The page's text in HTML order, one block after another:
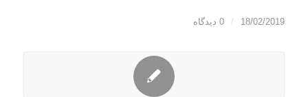
18/02/2019
/ 0 دیدگاه